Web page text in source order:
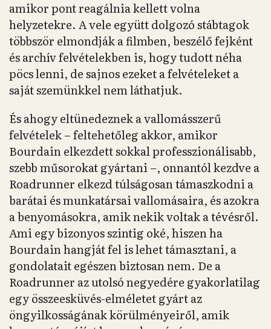
amikor pont reagálnia kellett volna
helyzetekre. A vele együtt dolgozó stábtagok
többször elmondják a filmben, beszélő fejként
és archív felvételekben is, hogy tudott néha
pöcs lenni, de sajnos ezeket a felvételeket a
saját szemünkkel nem láthatjuk.
És ahogy eltünedeznek a vallomásszerű
felvételek – feltehetőleg akkor, amikor
Bourdain elkezdett sokkal professzionálisabb,
szebb műsorokat gyártani –, onnantól kezdve a
Roadrunner elkezd túlságosan támaszkodni a
barátai és munkatársai vallomásaira, és azokra
a benyomásokra, amik nekik voltak a tévésről.
Ami egy bizonyos szintig oké, hiszen ha
Bourdain hangját fel is lehet támasztani, a
gondolatait egészen biztosan nem. De a
Roadrunner az utolsó negyedére gyakorlatilag
egy összeesküvés-elméletet gyárt az
öngyilkosságának körülményeiről, amik